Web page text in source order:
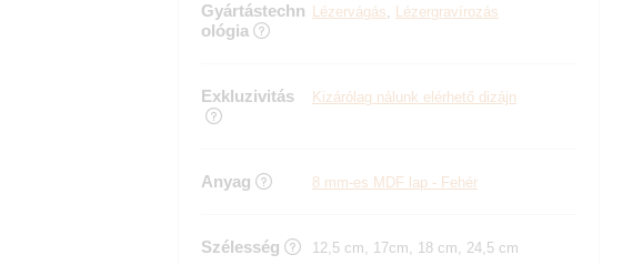
Gyártástechn
ológia
Lézervágás, Lézergravírozás
Exkluzivitás Kizárólag nálunk elérhető dizájn
Anyag 8 mm-es MDF lap - Fehér
Szélesség 12,5 cm, 17cm, 18 cm, 24,5 cm